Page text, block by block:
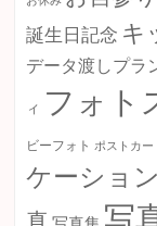
誕生日記念 キ
データ渡しプラ
ィ フォト
ビーフォト ポストカー
ケーショ
写